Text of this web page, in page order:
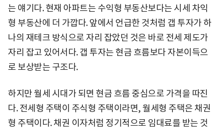
는 얘기다. 현재 아파트는 수익형 부동산보다는 시세 차익
형 부동산에 더 가깝다. 앞에서 언급한 것처럼 갭 투자가 하
나의 재테크 방식으로 자리 잡았던 것은 바로 전세 제도가
자리 잡고 있어서다. 갭 투자는 현금 흐름보다 자본이득으
로 보상받는 구조다.
하지만 월세 시대가 되면 현금 흐름 중심으로 가격을 따진
다. 전세형 주택이 주식형 주택이라면, 월세형 주택은 채권
형 주택이다. 채권 이자처럼 정기적으로 임대료를 받는 것